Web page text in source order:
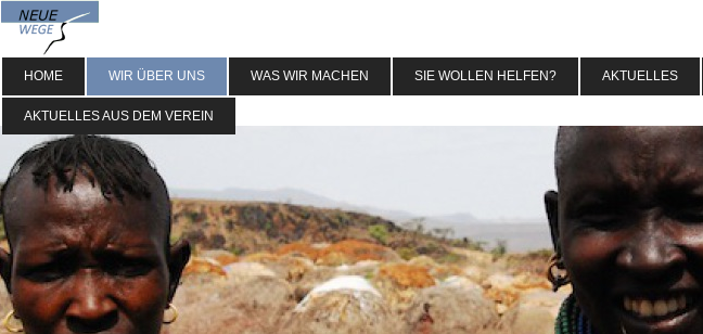
HOME WIR ÜBER UNS WAS WIR MACHEN SIE WOLLEN HELFEN? AKTUELLES
AKTUELLES AUS DEM VEREIN